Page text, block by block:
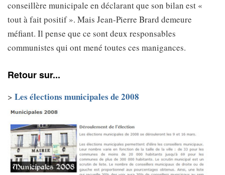
conseillère municipale en déclarant que son bilan est «
tout à fait positif ». Mais Jean-Pierre Brard demeure
méfiant. Il pense que ce sont deux responsables
communistes qui ont mené toutes ces manigances.
Retour sur...
> Les élections municipales de 2008